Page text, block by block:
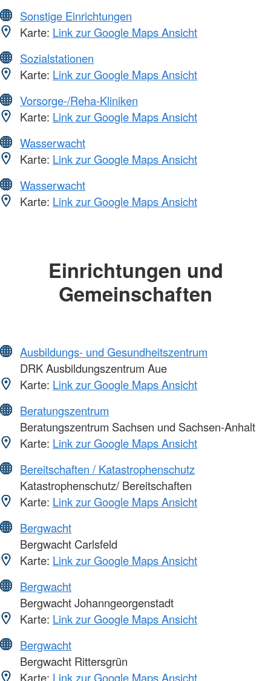
Sonstige Einrichtungen
Karte: Link zur Google Maps Ansicht
Sozialstationen
Karte: Link zur Google Maps Ansicht
Vorsorge-/Reha-Kliniken
Karte: Link zur Google Maps Ansicht
Wasserwacht
Karte: Link zur Google Maps Ansicht
Wasserwacht
Karte: Link zur Google Maps Ansicht
Einrichtungen und
Gemeinschaften
Ausbildungs- und Gesundheitszentrum
DRK Ausbildungszentrum Aue
Karte: Link zur Google Maps Ansicht
Beratungszentrum
Beratungszentrum Sachsen und Sachsen-Anhalt
Karte: Link zur Google Maps Ansicht
Bereitschaften / Katastrophenschutz
Katastrophenschutz/ Bereitschaften
Karte: Link zur Google Maps Ansicht
Bergwacht
Bergwacht Carlsfeld
Karte: Link zur Google Maps Ansicht
Bergwacht
Bergwacht Johanngeorgenstadt
Karte: Link zur Google Maps Ansicht
Bergwacht
Bergwacht Rittersgrün
Karte: Link zur Google Maps Ansicht